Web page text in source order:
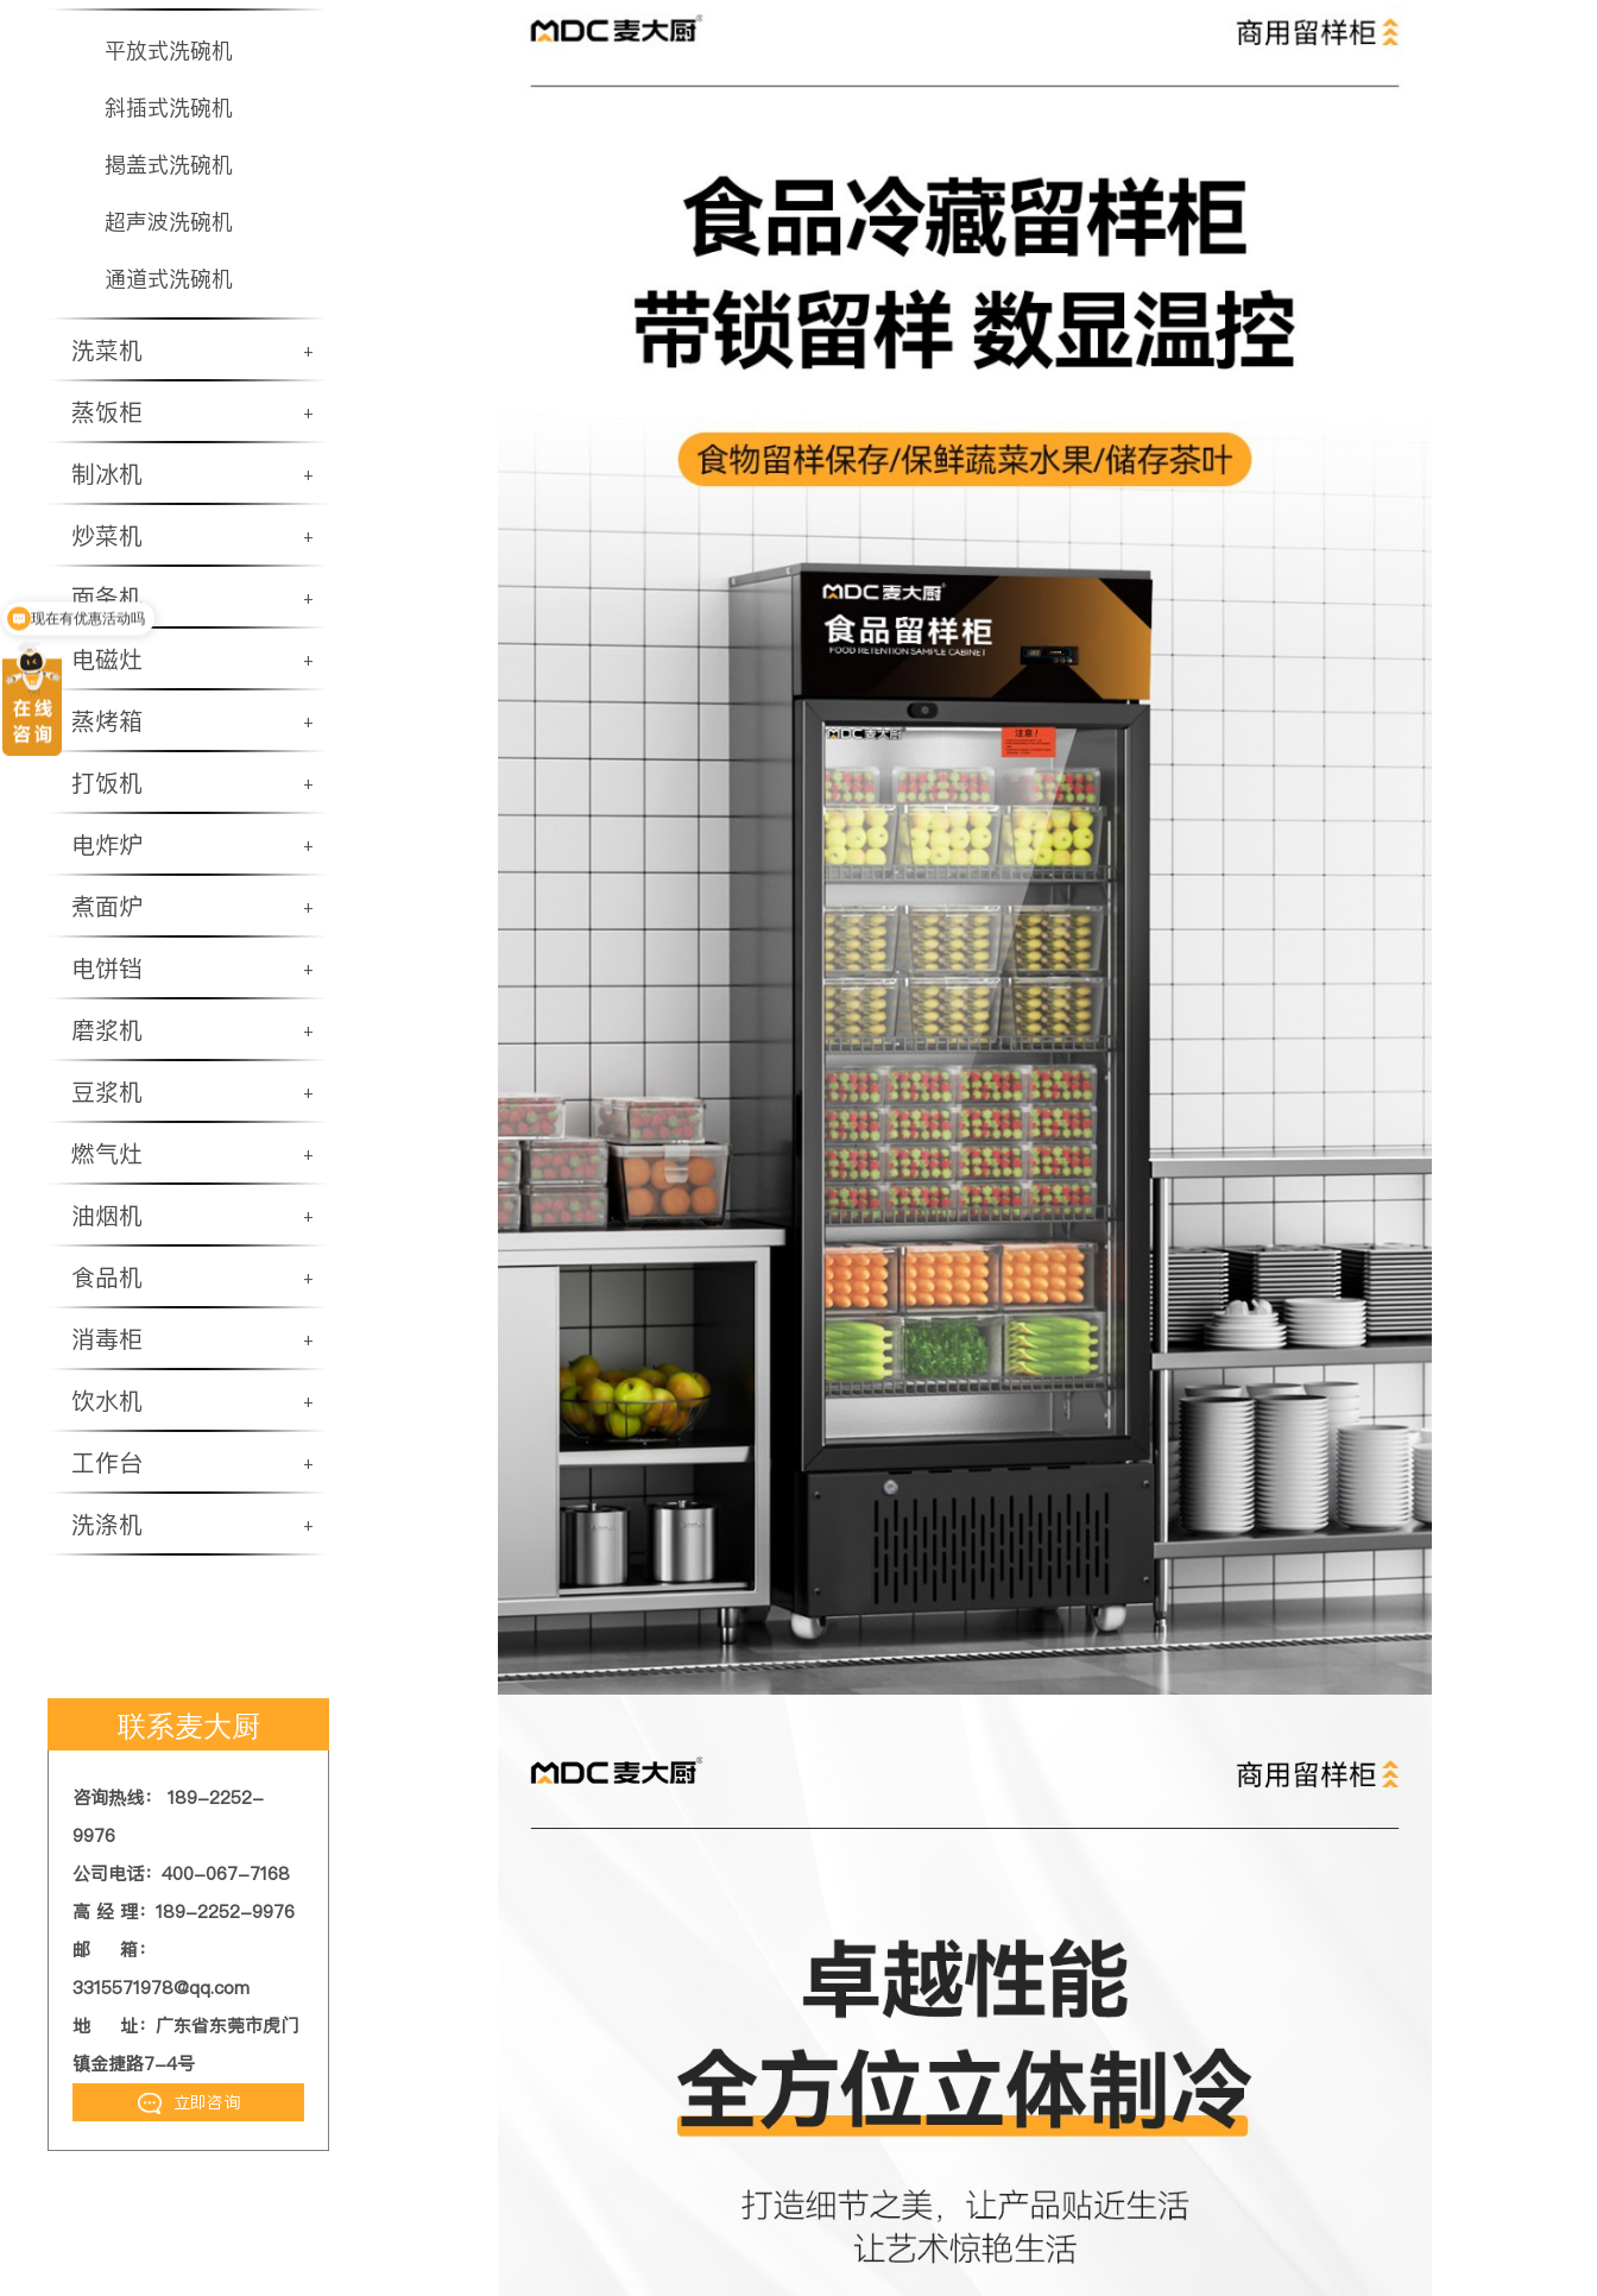
平放式洗碗机
斜插式洗碗机
揭盖式洗碗机
超声波洗碗机
通道式洗碗机
洗菜机 +
蒸饭柜 +
制冰机 +
炒菜机 +
面条机 +
电磁灶 +
蒸烤箱 +
打饭机 +
电炸炉 +
煮面炉 +
电饼铛 +
磨浆机 +
豆浆机 +
燃气灶 +
油烟机 +
食品机 +
消毒柜 +
饮水机 +
工作台 +
洗涤机 +
联系麦大厨
咨询热线： 189-2252-
9976
公司电话：400-067-7168
高 经 理：189-2252-9976
邮 箱：
3315571978@qq.com
地 址：广东省东莞市虎门
镇金捷路7-4号
立即咨询
可以介绍下你们的产品么